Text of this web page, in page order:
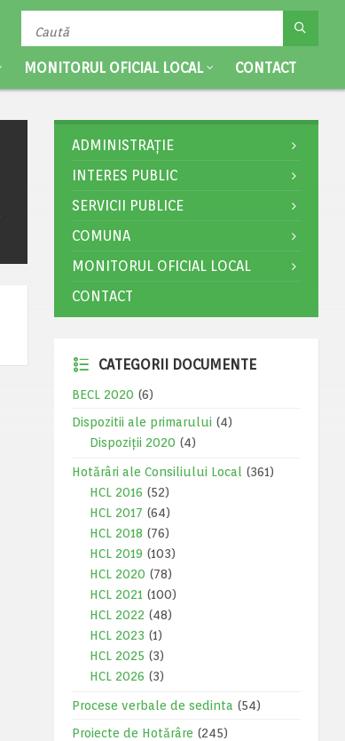
MONITORUL OFICIAL LOCAL CONTACT
ADMINISTRAȚIE
INTERES PUBLIC
SERVICII PUBLICE
COMUNA
MONITORUL OFICIAL LOCAL
CONTACT
CATEGORII DOCUMENTE
BECL 2020 (6)
Dispozitii ale primarului (4)
Dispoziții 2020 (4)
Hotărâri ale Consiliului Local
(361)
HCL 2016 (52)
HCL 2017 (64)
HCL 2018 (76)
HCL 2019 (103)
HCL 2020 (78)
HCL 2021 (100)
HCL 2022 (48)
HCL 2023 (1)
HCL 2025 (3)
HCL 2026 (3)
Procese verbale de sedinta (54)
Proiecte de Hotărâre (245)